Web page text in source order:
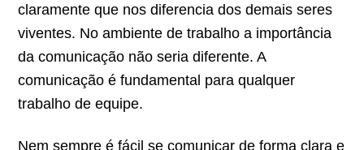
claramente que nos diferencia dos demais seres
viventes. No ambiente de trabalho a importância
da comunicação não seria diferente. A
comunicação é fundamental para qualquer
trabalho de equipe.
Nem sempre é fácil se comunicar de forma clara e